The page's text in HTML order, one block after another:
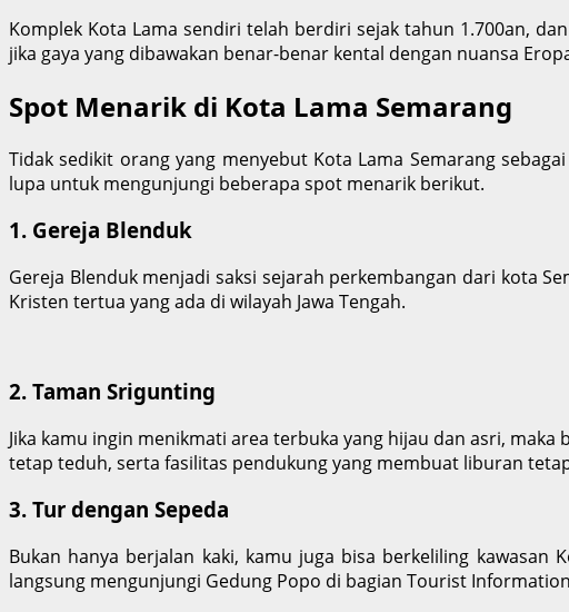
Komplek Kota Lama sendiri telah berdiri sejak tahun 1.700an,
jika gaya yang dibawakan benar-benar kental dengan nuansa
Spot Menarik di Kota Lama Semarang
Tidak sedikit orang yang menyebut Kota Lama Semarang
lupa untuk mengunjungi beberapa spot menarik berikut.
1. Gereja Blenduk
Gereja Blenduk menjadi saksi sejarah perkembangan dari kota
Kristen tertua yang ada di wilayah Jawa Tengah.
2. Taman Srigunting
Jika kamu ingin menikmati area terbuka yang hijau dan asri,
tetap teduh, serta fasilitas pendukung yang membuat liburan
3. Tur dengan Sepeda
Bukan hanya berjalan kaki, kamu juga bisa berkeliling
langsung mengunjungi Gedung Popo di bagian Tourist